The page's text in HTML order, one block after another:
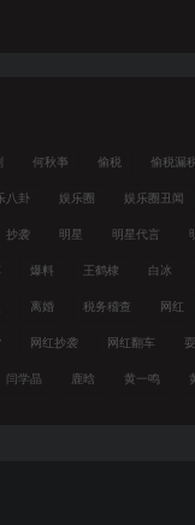
何秋亊 偷税 偷税漏
八卦 娱乐圈 娱乐圈丑闻
抄袭 明星 明星代言
爆料 王鹤棣 白冰
离婚 税务稽查 网红
网红抄袭 网红翻车
闫学晶 鹿晗 黄一鸣